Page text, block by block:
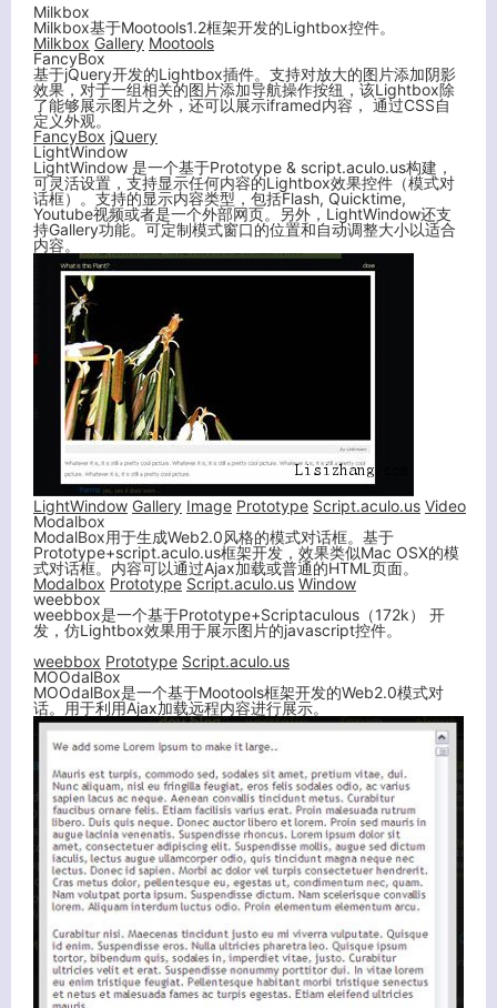
Milkbox
Milkbox基于Mootools1.2框架开发的Lightbox控件。
Milkbox Gallery Mootools
FancyBox
基于jQuery开发的Lightbox插件。支持对放大的图片添加阴影
效果，对于一组相关的图片添加导航操作按纽，该Lightbox除
了能够展示图片之外，还可以展示iframed内容， 通过CSS自
定义外观。
FancyBox jQuery
LightWindow
LightWindow 是一个基于Prototype & script.aculo.us构建，
可灵活设置，支持显示任何内容的Lightbox效果控件（模式对
话框）。支持的显示内容类型，包括Flash, Quicktime,
Youtube视频或者是一个外部网页。另外，LightWindow还支
持Gallery功能。可定制模式窗口的位置和自动调整大小以适合
内容。
LightWindow Gallery Image Prototype Script.aculo.us Video
Modalbox
ModalBox用于生成Web2.0风格的模式对话框。基于
Prototype+script.aculo.us框架开发，效果类似Mac OSX的模
式对话框。内容可以通过Ajax加载或普通的HTML页面。
Modalbox Prototype Script.aculo.us Window
weebbox
weebbox是一个基于Prototype+Scriptaculous（172k） 开
发，仿Lightbox效果用于展示图片的javascript控件。
weebbox Prototype Script.aculo.us
MOOdalBox
MOOdalBox是一个基于Mootools框架开发的Web2.0模式对
话。用于利用Ajax加载远程内容进行展示。